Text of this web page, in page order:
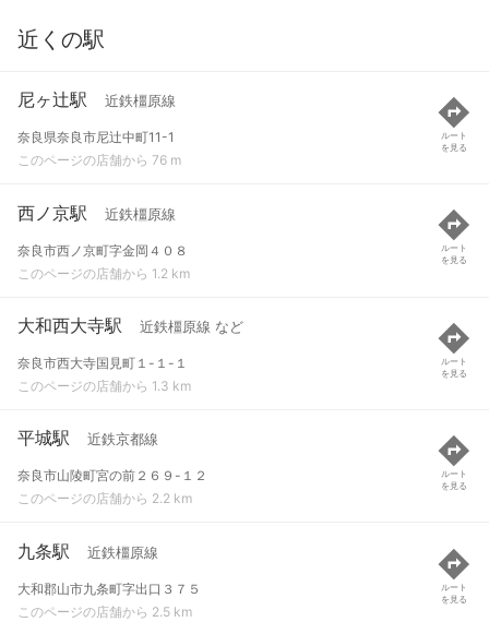
近くの駅
尼ヶ辻駅 近鉄橿原線
奈良県奈良市尼辻中町11-1
このページの店舗から 76 m
ルート
を見る
西ノ京駅 近鉄橿原線
奈良市西ノ京町字金岡４０８
このページの店舗から 1.2 km
ルート
を見る
大和西大寺駅 近鉄橿原線 など
奈良市西大寺国見町１-１-１
このページの店舗から 1.3 km
ルート
を見る
平城駅 近鉄京都線
奈良市山陵町宮の前２６９-１２
このページの店舗から 2.2 km
ルート
を見る
九条駅 近鉄橿原線
大和郡山市九条町字出口３７５
このページの店舗から 2.5 km
ルート
を見る